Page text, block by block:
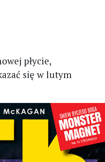
płycie,
się w lutym